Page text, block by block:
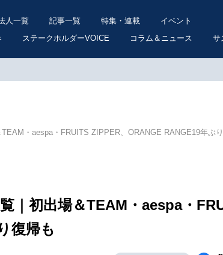
人一覧 記事一覧 特集・連載
イベント
ステークホルダーVOICE コラム＆ニュース サ
・aespa・FRUITS ZIPPER、ORANGE RANGE19年ぶ
｜初出場＆TEAM・aespa・
復帰も